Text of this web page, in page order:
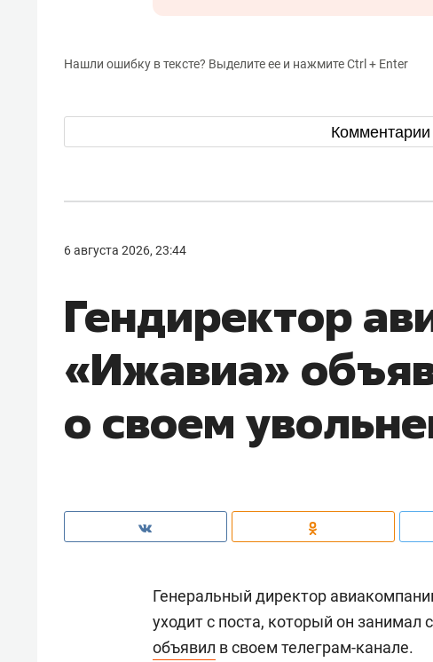
Нашли ошибку в тексте? Выделите ее и нажмите Ctrl + Enter
Комментарии
6 августа 2026, 23:44
Гендиректор
«Ижавиа»
о своем
Генеральный директор
уходит с поста, который он занимал
объявил в своем телеграм-канале.